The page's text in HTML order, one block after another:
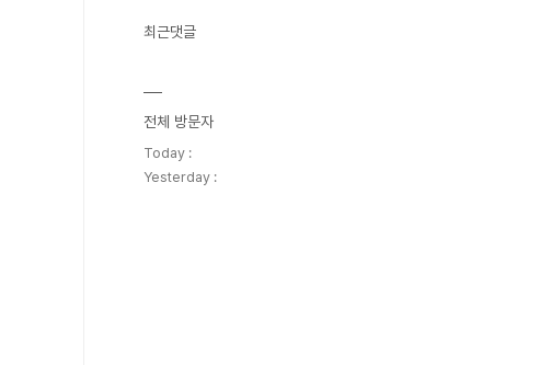
최근댓글
전체 방문자
Today :
Yesterday :